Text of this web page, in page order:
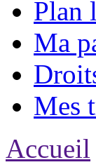
Plan
Ma
Mes
Accueil